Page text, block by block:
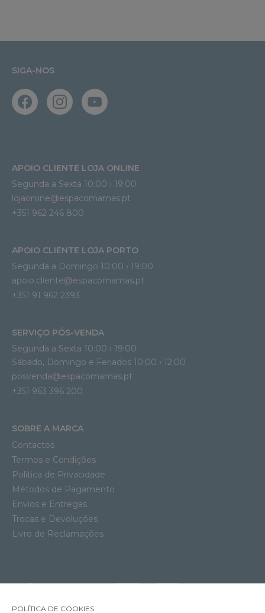
SIGA-NOS
APOIO CLIENTE LOJA ONLINE
Segunda a Sexta 10:00 › 19:00
lojaonline@espacomamas.pt
+351 962 246 800
APOIO CLIENTE LOJA PORTO
Segunda a Domingo 10:00 › 19:00
apoio.cliente@espacomamas.pt
+351 91 962 2393
SERVIÇO PÓS-VENDA
Segunda a Sexta 10:00 › 19:00
Sábado, Domingo e Feriados 10:00 › 12:00
posvenda@espacomamas.pt
+351 963 396 200
SOBRE A MARCA
Contactos
Termos e Condições
Política de Privacidade
Métodos de Pagamento
Envios e Entregas
Trocas e Devoluções
Livro de Reclamações
POLÍTICA DE COOKIES